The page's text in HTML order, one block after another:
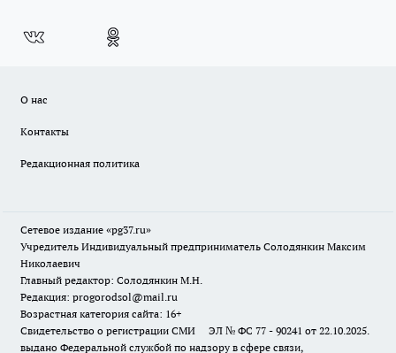
О нас
Контакты
Редакционная политика
Сетевое издание «pg37.ru»
Учредитель Индивидуальный предприниматель Солодянкин Максим
Николаевич
Главный редактор: Солодянкин М.Н.
Редакция: progorodsol@mail.ru
Возрастная категория сайта: 16+
Свидетельство о регистрации СМИ ЭЛ № ФС 77 - 90241 от 22.10.2025.
выдано Федеральной службой по надзору в сфере связи,